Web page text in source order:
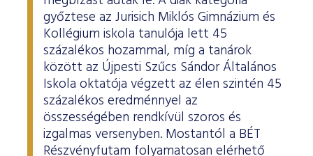
győztese az Jurisich Miklós Gimnázium és
Kollégium iskola tanulója lett 45
százalékos hozammal, míg a tanárok
között az Újpesti Szűcs Sándor Általános
Iskola oktatója végzett az élen szintén 45
százalékos eredménnyel az
összességében rendkívül szoros és
izgalmas versenyben. Mostantól a BÉT
Részvényfutam folyamatosan elérhető